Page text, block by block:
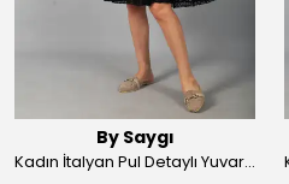
By Saygı
Kadın İtalyan Pul Detaylı Yuvarlak Yakalı Astarlı Dantelli Midi Elbise - Siyah